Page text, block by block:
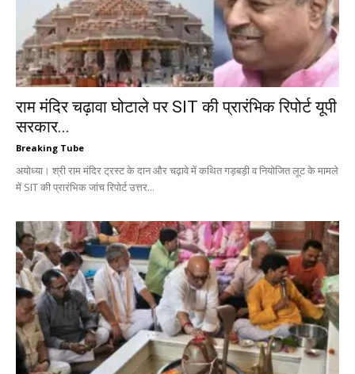
राम मंदिर चढ़ावा घोटाले पर SIT की प्रारंभिक रिपोर्ट यूपी
सरकार...
Breaking Tube
अयोध्या। श्री राम मंदिर ट्रस्ट के दान और चढ़ावे में कथित गड़बड़ी व नियोजित लूट के मामले
में SIT की प्रारंभिक जांच रिपोर्ट उत्तर...